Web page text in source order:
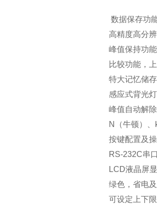
数据保存功
高精度高分
峰值保持功
比较功能，
特大记忆储
感应式背光
峰值自动解
N（牛顿）
按键配置及
RS-232C串
LCD液晶屏
绿色，省电
可设定上下